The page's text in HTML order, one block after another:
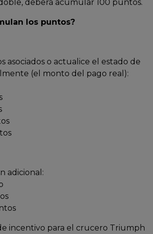
deberá acumular 100 puntos.
los puntos?
asociados o actualice el estado de
(el monto del pago real):
adicional:
incentivo para el crucero Triumph